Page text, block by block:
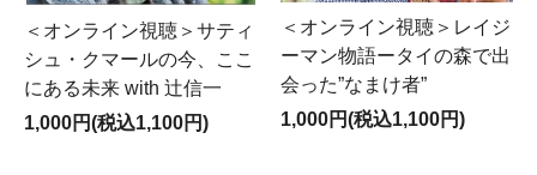
＜オンライン視聴＞サティ
シュ・クマールの今、ここ
にある未来 with 辻信一
1,000円(税込1,100円)
＜オンライン視聴＞レイジ
ーマン物語ータイの森で出
会った”なまけ者”
1,000円(税込1,100円)